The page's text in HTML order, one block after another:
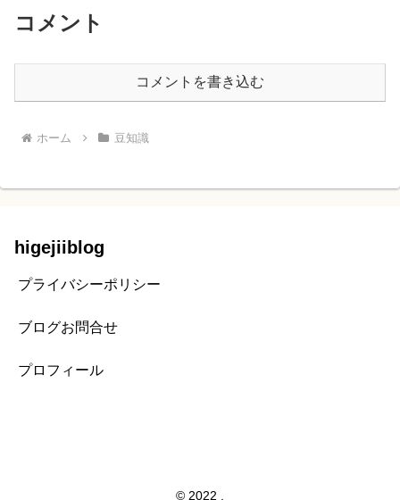
コメント
コメントを書き込む
ホーム 豆知識
higejiiblog
プライバシーポリシー
ブログお問合せ
プロフィール
© 2022 .